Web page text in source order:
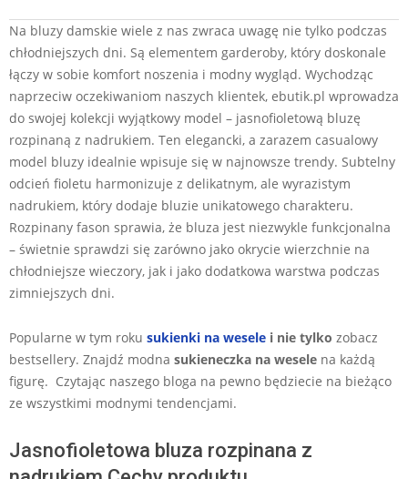
2024-
07-
23
Na bluzy damskie wiele z nas zwraca uwagę nie tylko podczas
chłodniejszych dni. Są elementem garderoby, który doskonale
łączy w sobie komfort noszenia i modny wygląd. Wychodząc
naprzeciw oczekiwaniom naszych klientek, ebutik.pl wprowadza
do swojej kolekcji wyjątkowy model – jasnofioletową bluzę
rozpinaną z nadrukiem. Ten elegancki, a zarazem casualowy
model bluzy idealnie wpisuje się w najnowsze trendy. Subtelny
odcień fioletu harmonizuje z delikatnym, ale wyrazistym
nadrukiem, który dodaje bluzie unikatowego charakteru.
Rozpinany fason sprawia, że bluza jest niezwykle funkcjonalna
– świetnie sprawdzi się zarówno jako okrycie wierzchnie na
chłodniejsze wieczory, jak i jako dodatkowa warstwa podczas
zimniejszych dni.
Popularne w tym roku sukienki na wesele i nie tylko zobacz
bestsellery. Znajdź modna sukieneczka na wesele na każdą
figurę. Czytając naszego bloga na pewno będziecie na bieżąco
ze wszystkimi modnymi tendencjami.
Jasnofioletowa bluza rozpinana z